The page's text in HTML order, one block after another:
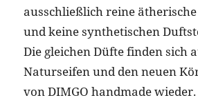
ausschließlich reine
und keine synthetischen
Die gleichen Düfte finden sich
Naturseifen und den neuen
von DIMGO handmade